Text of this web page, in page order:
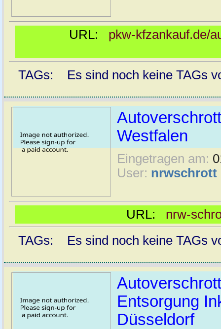
URL: pkw-kfzankauf.de/
TAGs: Es sind noch keine TAGs
Westfalen
Eingetragen am:
User: nrwschrott
URL: nrw-
TAGs: Es sind noch keine TAGs
Entsorgung
Düsseldorf